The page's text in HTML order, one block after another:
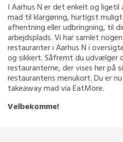
I Aarhus N er det enkelt og
mad til klargøring, hurtigst
afhentning eller udbringning, til
arbejdsplads. Vi har samlet
restauranter i Aarhus N i
og sikkert. Såfremt du udvælger
restauranterne, der vises her på
restaurantens menukort. Du er
takeaway mad via EatMore.
Velbekomme!